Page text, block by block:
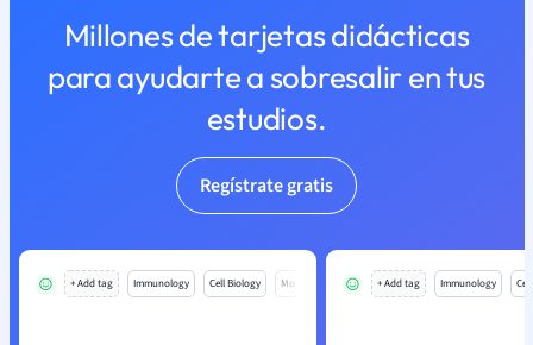
Millones de tarjetas didácticas
para ayudarte a sobresalir en tus
estudios.
Regístrate gratis
+ Add tag Immunology Cell Biology Mo + Add tag Immunology